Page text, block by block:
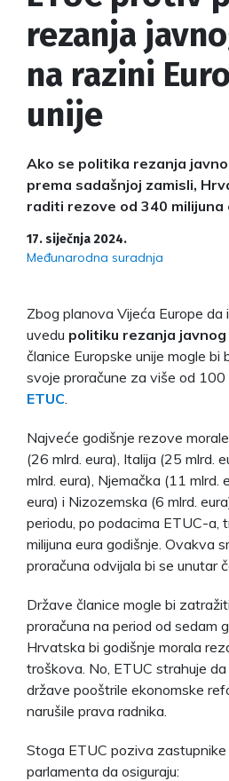
rezanja
na razini
unije
Ako se politika rezanja
prema sadašnjoj zamisli,
raditi rezove od 340 milijuna
17. siječnja 2024.
Međunarodna suradnja
Zbog planova Vijeća Europe
uvedu politiku rezanja
članice Europske unije mogle bi
svoje proračune za više od 100
ETUC
Najveće godišnje rezove
(26 mlrd. eura), Italija (25 mlrd.
mlrd. eura), Njemačka (11 mlrd.
eura) i Nizozemska (6 mlrd.
periodu, po podacima ETUC-a,
milijuna eura godišnje. Ovakva
proračuna odvijala bi se unutar
Države članice mogle bi
proračuna na period od sedam
Hrvatska bi godišnje morala
troškova. No, ETUC strahuje da
države pooštrile ekonomske
narušile prava radnika.
Stoga ETUC poziva zastupnike
parlamenta da osiguraju: